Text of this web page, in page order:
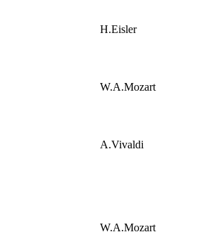
H.Eisler
W.A.Mozart
A.Vivaldi
W.A.Mozart